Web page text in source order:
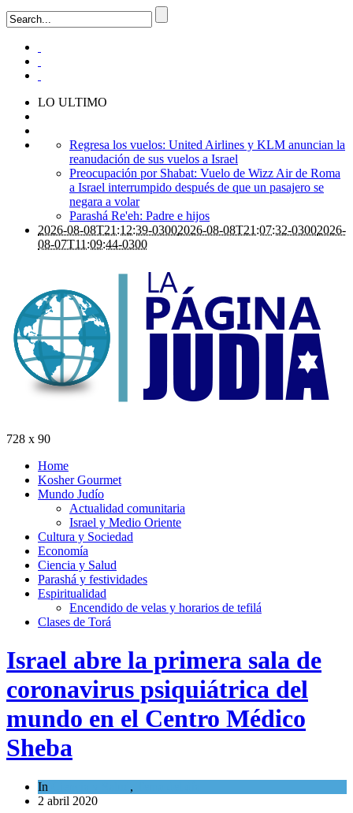
LO ULTIMO
Regresa los vuelos: United Airlines y KLM anuncian la
reanudación de sus vuelos a Israel
Preocupación por Shabat: Vuelo de Wizz Air de Roma
a Israel interrumpido después de que un pasajero se
negara a volar
Parashá Re'eh: Padre e hijos
2026-08-08T21:12:39-03002026-08-08T21:07:32-03002026-
08-07T11:09:44-0300
728 x 90
Home
Kosher Gourmet
Mundo Judío
Actualidad comunitaria
Israel y Medio Oriente
Cultura y Sociedad
Economía
Ciencia y Salud
Parashá y festividades
Espiritualidad
Encendido de velas y horarios de tefilá
Clases de Torá
Israel abre la primera sala de
coronavirus psiquiátrica del
mundo en el Centro Médico
Sheba
In ,
2 abril 2020